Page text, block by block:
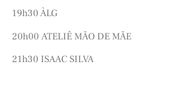
19h30 ÀLG
20h00 ATELIÊ MÃO DE MÃE
21h30 ISAAC SILVA